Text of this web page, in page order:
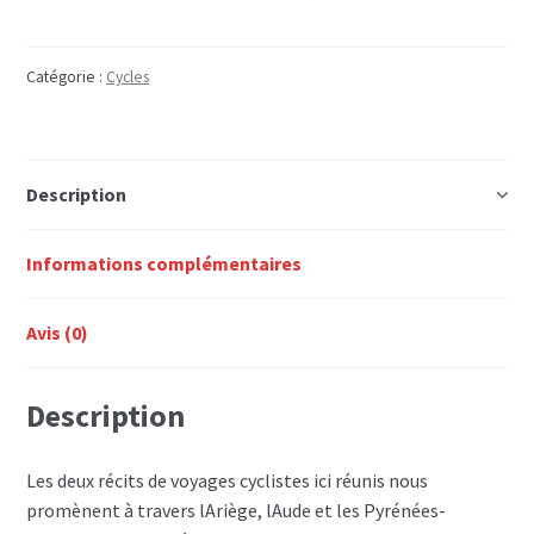
PYRENEES
Catégorie : Cycles
Description
Informations complémentaires
Avis (0)
Description
Les deux récits de voyages cyclistes ici réunis nous
promènent à travers lAriège, lAude et les Pyrénées-